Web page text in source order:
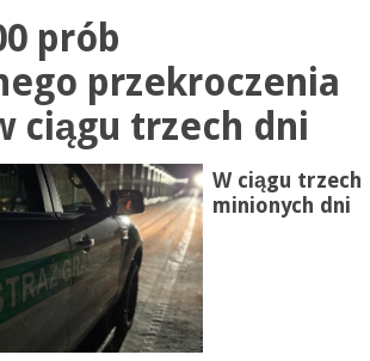
prób
przekroczenia
ciągu trzech dni
W ciągu trzech
minionych dni